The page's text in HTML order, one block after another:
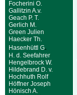
Focherini O.
Gallitzin A.v.
Geach P. T.
Gerlich M.
Green Julien
Haecker Th.
Hasenhüttl G.
H. d. Seefahrer
Hengelbrock W.
Hildebrand D. v.
Hochhuth Rolf
Höffner Joseph
Hönisch A.